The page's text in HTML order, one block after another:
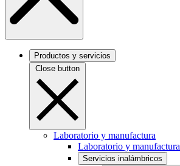
Productos y servicios
Close button
Laboratorio y manufactura
Laboratorio y manufactura
Servicios inalámbricos